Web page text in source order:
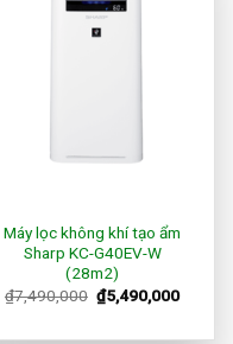
Máy lọc không khí tạo ẩm
Sharp KC-G40EV-W
(28m2)
₫7,490,000 ₫5,490,000